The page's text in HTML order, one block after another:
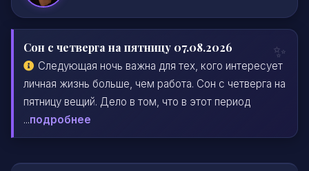
Сон с четверга на пятницу 07.08.2026
Следующая ночь важна для тех, кого интересует
личная жизнь больше, чем работа. Сон с четверга на
пятницу вещий. Дело в том, что в этот период
...подробнее